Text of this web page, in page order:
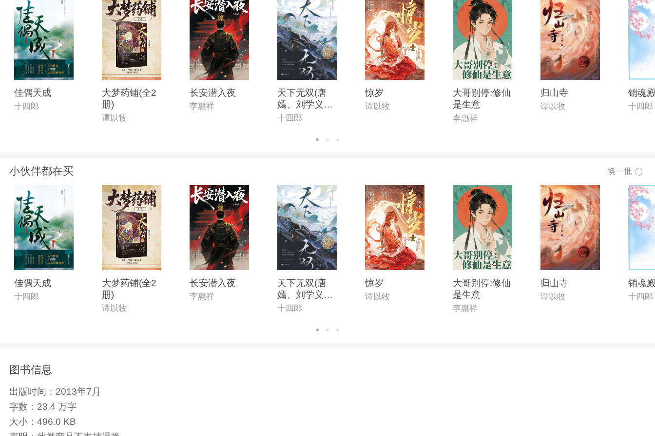
佳偶天成
十四郎
大梦药铺(全2
册)
谭以牧
长安潜入夜
李惠祥
天下无双(唐
嫣、刘学义主
演《念无双》
十四郎
惊岁
谭以牧
大哥别停:修仙
是生意
李惠祥
归山寺
谭以牧
销魂
十四郎
小伙伴都在买 换一批
佳偶天成
十四郎
大梦药铺(全2
册)
谭以牧
长安潜入夜
李惠祥
天下无双(唐
嫣、刘学义主
演《念无双》
十四郎
惊岁
谭以牧
大哥别停:修仙
是生意
李惠祥
归山寺
谭以牧
销魂
十四郎
图书信息
出版时间： 2013年7月
字数： 23.4 万字
大小： 496.0 KB